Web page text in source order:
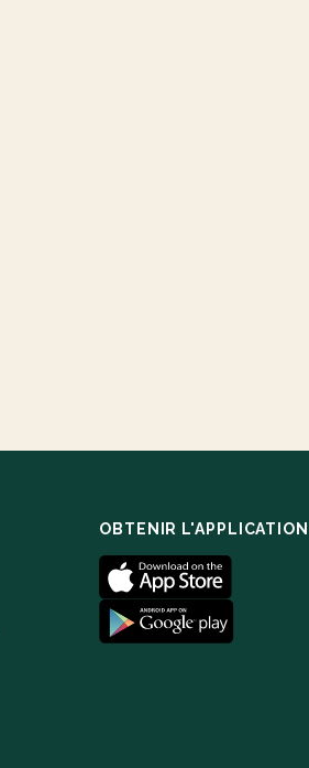
OBTENIR L'APPLICATION